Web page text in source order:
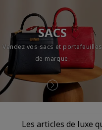
SACS
Vendez vos sacs et portefeuilles
de marque.
Les articles de luxe